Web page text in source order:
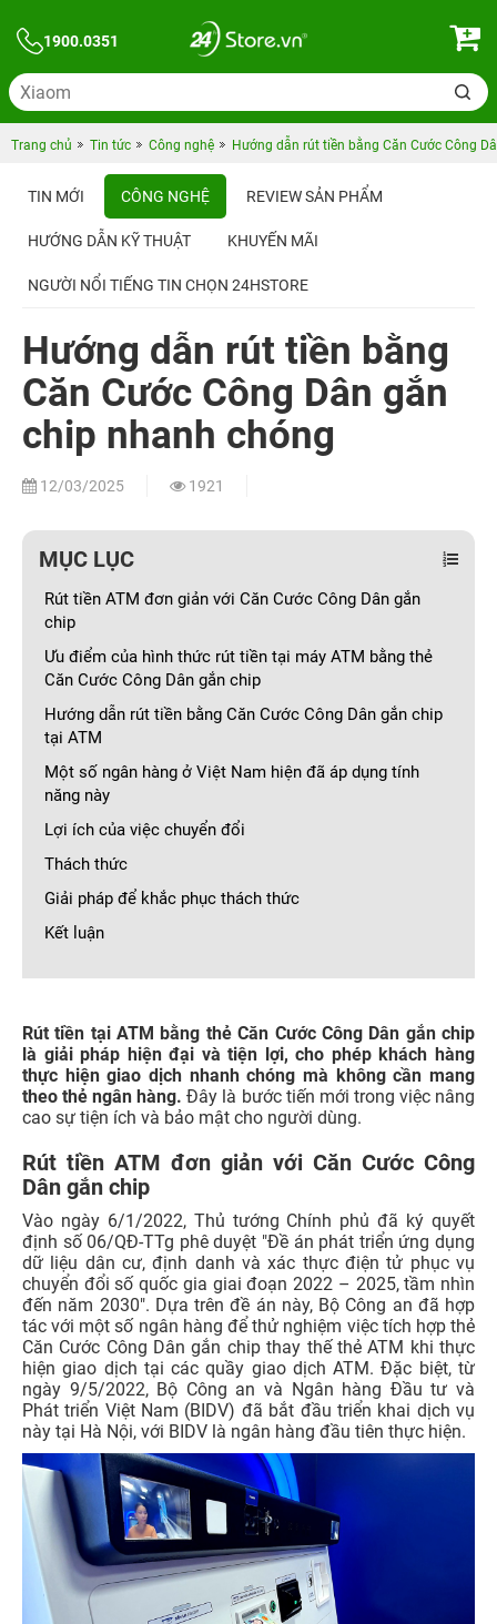
1900.0351
Trang chủ Tin tức Công nghệ Hướng dẫn rút tiền bằng Căn Cước Công
TIN MỚI CÔNG NGHỆ REVIEW SẢN PHẨM
HƯỚNG DẪN KỸ THUẬT KHUYẾN MÃI
NGƯỜI NỔI TIẾNG TIN CHỌN 24HSTORE
Hướng dẫn rút tiền bằng
Căn Cước Công Dân gắn
chip nhanh chóng
12/03/2025 1921
MỤC LỤC
Rút tiền ATM đơn giản với Căn Cước Công Dân gắn
chip
Ưu điểm của hình thức rút tiền tại máy ATM bằng thẻ
Căn Cước Công Dân gắn chip
Hướng dẫn rút tiền bằng Căn Cước Công Dân gắn chip
tại ATM
Một số ngân hàng ở Việt Nam hiện đã áp dụng tính
năng này
Lợi ích của việc chuyển đổi
Thách thức
Giải pháp để khắc phục thách thức
Kết luận
Rút tiền tại ATM bằng thẻ Căn Cước Công Dân gắn chip
là giải pháp hiện đại và tiện lợi, cho phép khách hàng
thực hiện giao dịch nhanh chóng mà không cần mang
theo thẻ ngân hàng.Đây là bước tiến mới trong việc nâng
cao sự tiện ích và bảo mật cho người dùng.
Rút tiền ATM đơn giản với Căn Cước Công
Dân gắn chip
Vào ngày 6/1/2022, Thủ tướng Chính phủ đã ký quyết
định số 06/QĐ-TTg phê duyệt "Đề án phát triển ứng dụng
dữ liệu dân cư, định danh và xác thực điện tử phục vụ
chuyển đổi số quốc gia giai đoạn 2022 – 2025, tầm nhìn
đến năm 2030". Dựa trên đề án này, Bộ Công an đã hợp
tác với một số ngân hàng để thử nghiệm việc tích hợp thẻ
Căn Cước Công Dân gắn chip thay thế thẻ ATM khi thực
hiện giao dịch tại các quầy giao dịch ATM. Đặc biệt, từ
ngày 9/5/2022, Bộ Công an và Ngân hàng Đầu tư và
Phát triển Việt Nam (BIDV) đã bắt đầu triển khai dịch vụ
này tại Hà Nội, với BIDV là ngân hàng đầu tiên thực hiện.